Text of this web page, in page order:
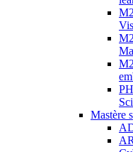
Mastère